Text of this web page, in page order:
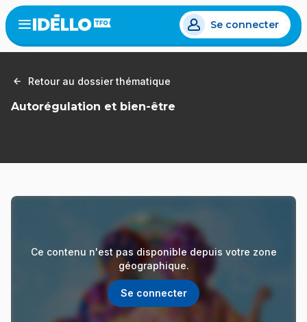
Aller
au
contenu
principal
Open
menu
Se connecter
Retour au dossier thématique
Autorégulation et bien-être
Ce contenu n'est pas disponible depuis votre zone
géographique.
Se connecter